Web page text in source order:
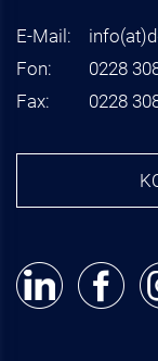
E-Mail: info(at)
Fon:
0228
Fax:
0228